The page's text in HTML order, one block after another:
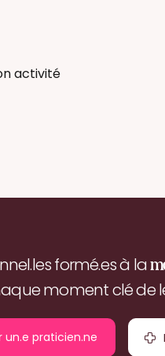
activité
formé.es à la
moment clé de
un.e